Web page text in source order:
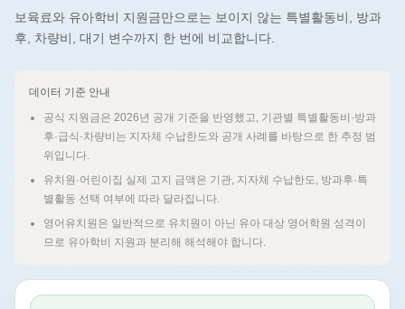
보육료와 유아학비 지원금만으로는 보이지 않는 특별활동비, 방과
후, 차량비, 대기 변수까지 한 번에 비교합니다.
데이터 기준 안내
공식 지원금은 2026년 공개 기준을 반영했고, 기관별 특별활동비·방과
후·급식·차량비는 지자체 수납한도와 공개 사례를 바탕으로 한 추정 범
위입니다.
유치원·어린이집 실제 고지 금액은 기관, 지자체 수납한도, 방과후·특
별활동 선택 여부에 따라 달라집니다.
영어유치원은 일반적으로 유치원이 아닌 유아 대상 영어학원 성격이
므로 유아학비 지원과 분리해 해석해야 합니다.